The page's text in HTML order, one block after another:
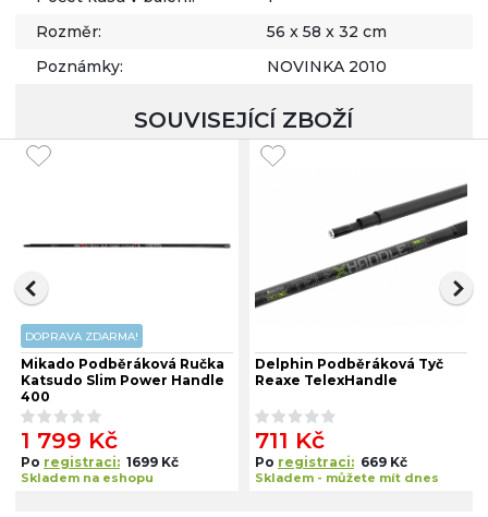
Rozměr:
56 x 58 x 32 cm
Poznámky:
NOVINKA 2010
SOUVISEJÍCÍ ZBOŽÍ
DOPRAVA ZDARMA!
Mikado Podběráková Ručka
Katsudo Slim Power Handle
400
1 799 Kč
Po registraci: 1699 Kč
Skladem na eshopu
Delphin Podběráková Tyč
Reaxe TelexHandle
711 Kč
Po registraci: 669 Kč
Skladem - můžete mít dnes